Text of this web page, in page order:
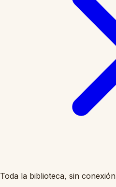
Toda la biblioteca, sin conexión